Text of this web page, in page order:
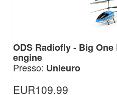
ODS Radiofly - Big
engine
Presso: Unieuro
EUR109.99